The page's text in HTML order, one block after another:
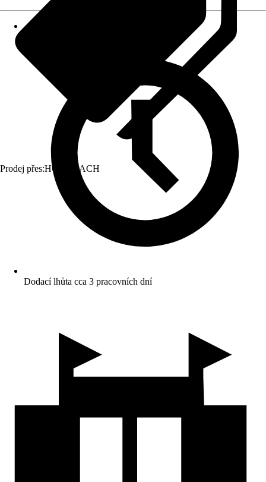
Prodej přes:HORNBACH
Dodací lhůta cca 3 pracovních dní